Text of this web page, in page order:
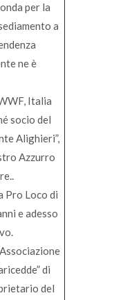
per la
a
ne è
Italia
socio del
Alighieri”,
Azzurro
Loco di
e adesso
di
del